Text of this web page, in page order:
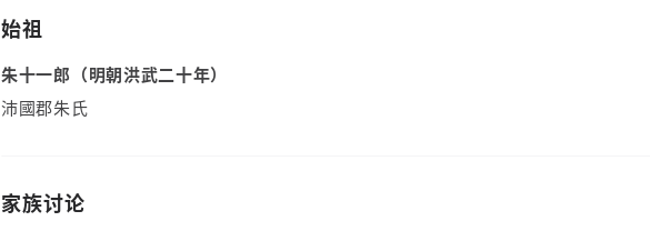
始祖
朱十一郎（明朝洪武二十年）
沛國郡朱氏
家族讨论